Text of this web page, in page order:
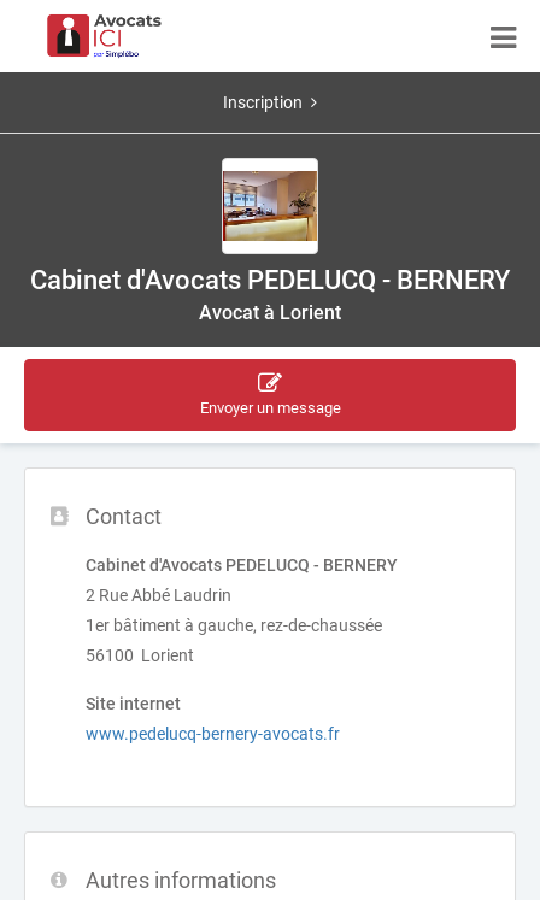
Inscription
Cabinet d'Avocats PEDELUCQ - BERNERY
Avocat à Lorient
Envoyer un message
Contact
Cabinet d'Avocats PEDELUCQ - BERNERY
2 Rue Abbé Laudrin
1er bâtiment à gauche, rez-de-chaussée
56100 Lorient
Site internet
www.pedelucq-bernery-avocats.fr
Autres informations